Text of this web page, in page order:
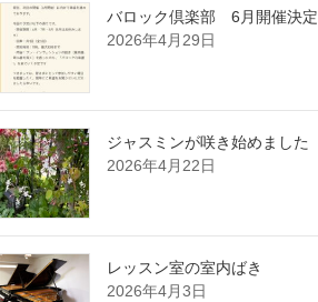
バロック倶楽部 6月開催決定
2026年4月29日
ジャスミンが咲き始めました
2026年4月22日
レッスン室の室内ばき
2026年4月3日